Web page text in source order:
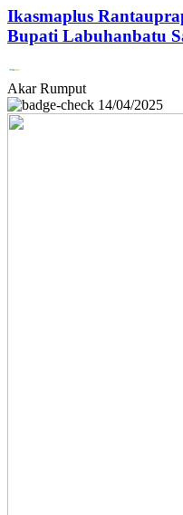
Ikasmaplus
Bupati Labuhanbatu
Akar Rumput
14/04/2025